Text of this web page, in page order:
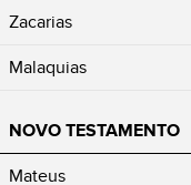
Zacarias
Malaquias
NOVO TESTAMENTO
Mateus